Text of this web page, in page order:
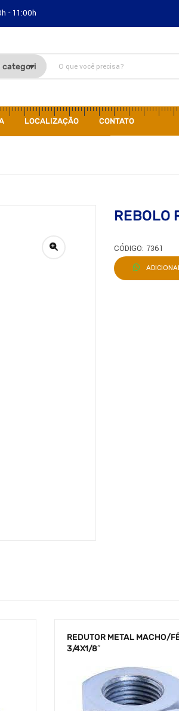
- 11:00h
LOCALIZAÇÃO CONTATO
REBOLO
CÓDIGO: 7361
REDUTOR METAL MACHO/
3/4X1/8″